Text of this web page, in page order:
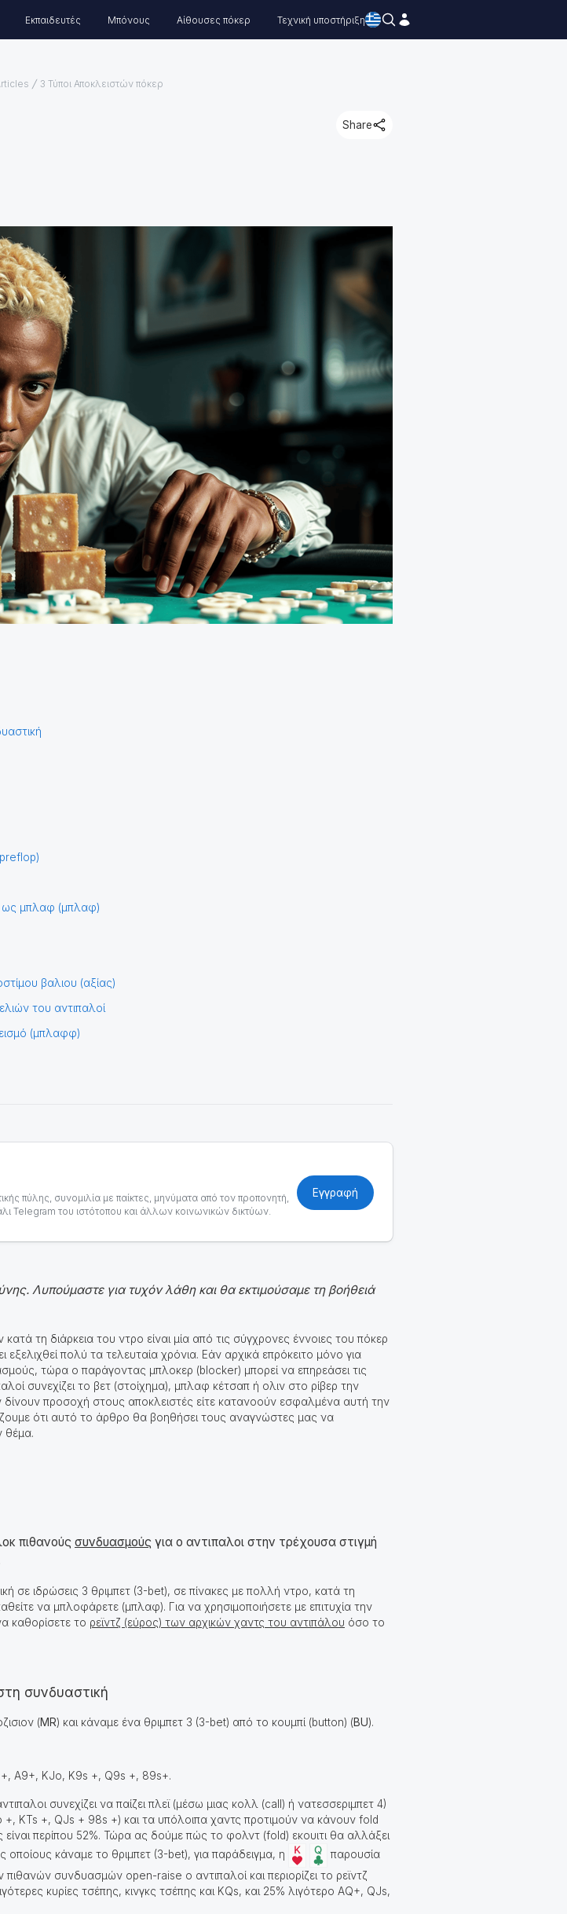
Εκπαιδευτές Μπόνους Αίθουσες πόκερ Τεχνική υποστήριξη
3 Τύποι Αποκλειστών πόκερ
Share
ως μπλαφ (μπλαφ)
βαλιου (αξίας)
του αντιπαλοί
(μπλαφφ)
πύλης, συνομιλία με παίκτες, μηνύματα από τον προπονητή,
Telegram του ιστότοπου και άλλων κοινωνικών δικτύων.
Εγγραφή
Λυπούμαστε για τυχόν λάθη και θα εκτιμούσαμε τη βοήθειά
τη διάρκεια του ντρο είναι μία από τις σύγχρονες έννοιες του πόκερ
πολύ τα τελευταία χρόνια. Εάν αρχικά επρόκειτο μόνο για
τώρα ο παράγοντας μπλοκερ (blocker) μπορεί να επηρεάσει τις
συνεχίζει το βετ (στοίχημα), μπλαφ κέτσαπ ή ολιν στο ρίβερ την
δίνουν προσοχή στους αποκλειστές είτε κατανοούν εσφαλμένα αυτή την
ότι αυτό το άρθρο θα βοηθήσει τους αναγνώστες μας να
θέμα.
πιθανούς συνδυασμούς για ο αντιπαλοι στην τρέχουσα στιγμή
σε ιδρώσεις 3 θριμπετ (3-bet), σε πίνακες με πολλή ντρο, κατά τη
να μπλοφάρετε (μπλαφ). Για να χρησιμοποιήσετε με επιτυχία την
καθορίσετε το ρεϊντζ (εύρος) των αρχικών χαντς του αντιπάλου όσο το
συνδυαστική
(MR) και κάναμε ένα θριμπετ 3 (3-bet) από το κουμπί (button) (BU).
+, A9+, KJo, K9s +, Q9s +, 89s+.
συνεχίζει να παίζει πλεϊ (μέσω μιας κολλ (call) ή νατεσσεριμπετ 4)
KTs +, QJs + 98s +) και τα υπόλοιπα χαντς προτιμούν να κάνουν fold
είναι περίπου 52%. Τώρα ας δούμε πώς το φολντ (fold) εκουιτι θα αλλάξει
κάναμε το θριμπετ (3-bet), για παράδειγμα, η
παρουσία
πιθανών συνδυασμών open-raise ο αντιπαλοί και περιορίζει το ρεϊντζ
κυρίες τσέπης, κινγκς τσέπης και KQs, και 25% λιγότερο AQ+, QJs,